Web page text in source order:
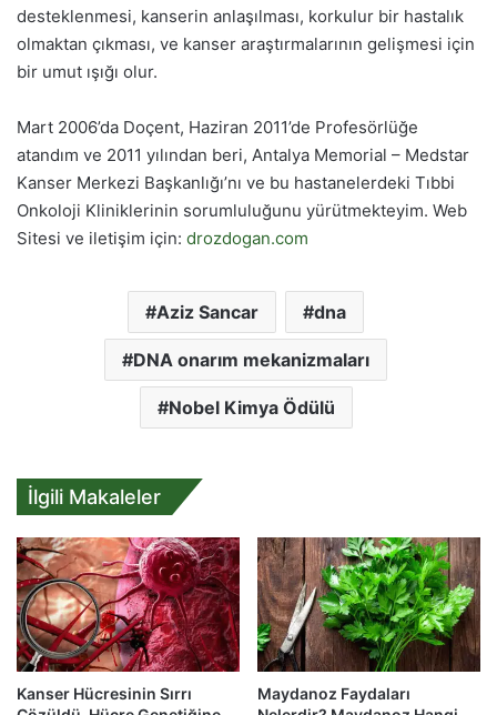
desteklenmesi, kanserin anlaşılması, korkulur bir hastalık
olmaktan çıkması, ve kanser araştırmalarının gelişmesi için
bir umut ışığı olur.
Mart 2006’da Doçent, Haziran 2011’de Profesörlüğe
atandım ve 2011 yılından beri, Antalya Memorial – Medstar
Kanser Merkezi Başkanlığı’nı ve bu hastanelerdeki Tıbbi
Onkoloji Kliniklerinin sorumluluğunu yürütmekteyim. Web
Sitesi ve iletişim için: drozdogan.com
Aziz Sancar dna
DNA onarım mekanizmaları
Nobel Kimya Ödülü
İlgili Makaleler
Kanser Hücresinin Sırrı
Maydanoz Faydaları